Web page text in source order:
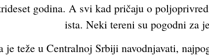
godina. A svi kad pričaju o
ista. Neki tereni su pogodni za
je teže u Centralnoj Srbiji navodnjavati,